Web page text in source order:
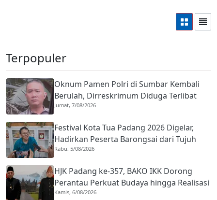
Terpopuler
Oknum Pamen Polri di Sumbar Kembali
Berulah, Dirreskrimum Diduga Terlibat
Kekerasan dengan Seorang Sopir
Jumat, 7/08/2026
Festival Kota Tua Padang 2026 Digelar,
Hadirkan Peserta Barongsai dari Tujuh
Negara
Rabu, 5/08/2026
HJK Padang ke-357, BAKO IKK Dorong
Perantau Perkuat Budaya hingga Realisasi
Kota Gastronomi
Kamis, 6/08/2026